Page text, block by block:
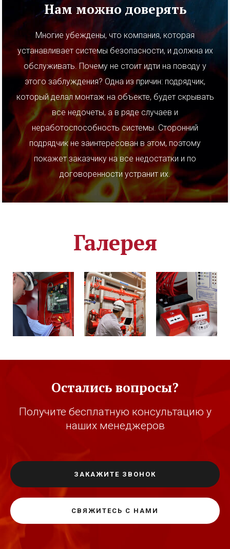
Нам можно доверять
Многие убеждены, что компания, которая
устанавливает системы безопасности, и должна их
обслуживать. Почему не стоит идти на поводу у
этого заблуждения? Одна из причин: подрядчик,
который делал монтаж на объекте, будет скрывать
все недочеты, а в ряде случаев и
неработоспособность системы. Сторонний
подрядчик не заинтересован в этом, поэтому
покажет заказчику на все недостатки и по
договоренности устранит их.
Галерея
Остались вопросы?
Получите бесплатную консультацию у
наших менеджеров
ЗАКАЖИТЕ ЗВОНОК
СВЯЖИТЕСЬ С НАМИ